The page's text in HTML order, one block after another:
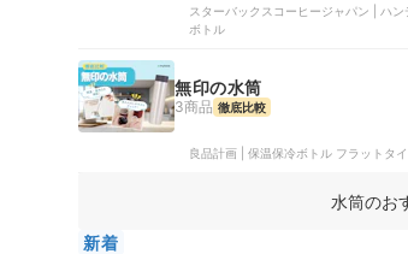
スターバックスコーヒージャパン | ハ
ボトル
無印の水筒
3商品 徹底比較
良品計画 | 保温保冷ボトル フラットタ
水筒のお
新着